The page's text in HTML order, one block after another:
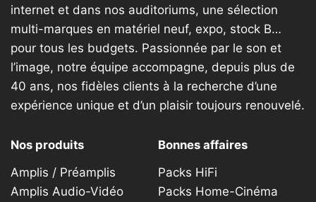
internet et dans nos auditoriums, une sélection
multi-marques en matériel neuf, expo, stock B…
pour tous les budgets. Passionnée par le son et
l’image, notre équipe accompagne, depuis plus de
40 ans, nos fidèles clients à la recherche d’une
expérience unique et d’un plaisir toujours renouvelé.
Nos produits
Amplis / Préamplis
Amplis Audio-Vidéo
Bonnes affaires
Packs HiFi
Packs Home-Cinéma